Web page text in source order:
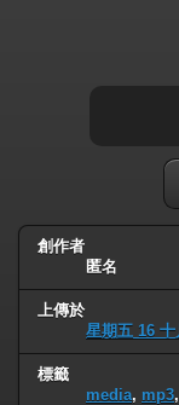
創作者
匿名
上傳於
星期五 16 十
標籤
media, mp3,